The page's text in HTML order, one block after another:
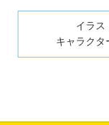
イラス
キャラクタ